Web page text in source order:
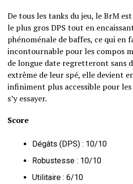
De tous les tanks du jeu, le BrM
le plus gros DPS tout en
phénoménale de baffes, ce qui en
incontournable pour les compos
de longue date regretteront sans
extrême de leur spé, elle devient
infiniment plus accessible pour
s’y essayer.
Score
Dégâts (DPS) : 10/10
Robustesse : 10/10
Utilitaire : 6/10